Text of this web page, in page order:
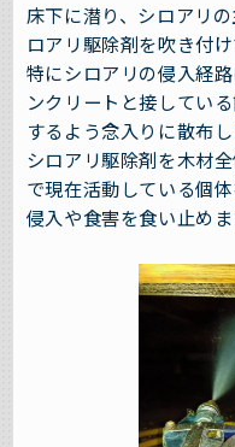
床下に潜り、シロアリ
ロアリ駆除剤を吹き付け
特にシロアリの侵入経
ンクリートと接してい
するよう念入りに散布し
シロアリ駆除剤を木材
で現在活動している個
侵入や食害を食い止めま